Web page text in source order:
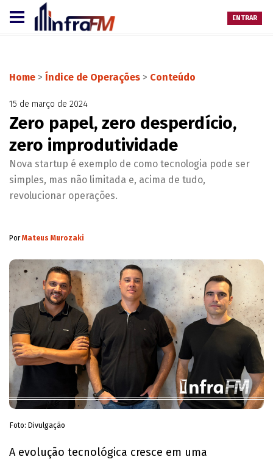
ENTRAR
Home > Índice de Operações > Conteúdo
15 de março de 2024
Zero papel, zero desperdício,
zero improdutividade
Nova startup é exemplo de como tecnologia pode ser
simples, mas não limitada e, acima de tudo,
revolucionar operações.
PorMateus Murozaki
Foto: Divulgação
A evolução tecnológica cresce em uma